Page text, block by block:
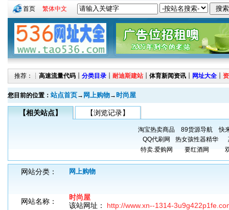
首页 繁体中文
推荐：┊ 高速流量代码 ┊ 分类目录 ┊ 耐迪斯建站 ┊ 体育新闻资讯 ┊ 网址大全 ┊
您目前的位置： 站点首页→ 网上购物→ 时尚屋
【相关站点】 【浏览记录】
淘宝热卖商品 89货源导航
快
QQ代刷网
热女孩性器精华
特卖.爱购网
要红酒网
网站分类： 网上购物
网站名称：
时尚屋
该站网址： http://www.xn--1314-